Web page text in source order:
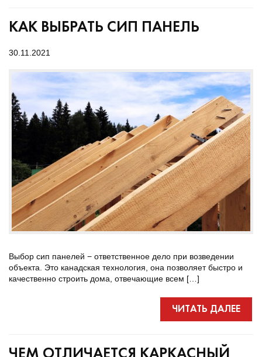
КАК ВЫБРАТЬ СИП ПАНЕЛЬ
30.11.2021
Выбор сип панелей − ответственное дело при возведении
объекта. Это канадская технология, она позволяет быстро и
качественно строить дома, отвечающие всем […]
ЧИТАТЬ ДАЛЕЕ